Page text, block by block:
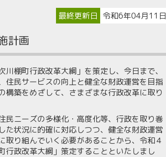
最終更新日 令和6年04月11日
計画
棚町行政改革大綱」を策定し、今日まで、
住民サービスの向上と健全な財政運営を目指
構築をめざして、さまざまな行政改革に取り
民ニーズの多様化・高度化等、行政を取り巻
た状況に的確に対応しつつ、健全な財政運営
り組んでいく必要があることから、令和４
行政改革大綱」策定することといたしまし